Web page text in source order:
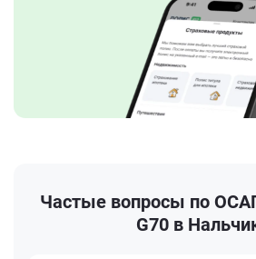
Частые вопросы по
G70 в